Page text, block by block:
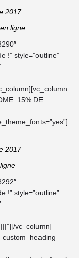
2017
ligne
!” style=”outline”
15% DE
2017
!” style=”outline”
vc_column]